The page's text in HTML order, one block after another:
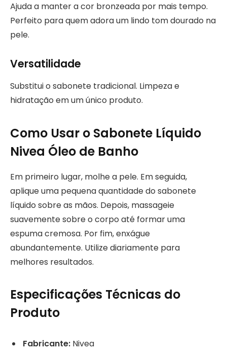
Ajuda a manter a cor bronzeada por mais tempo.
Perfeito para quem adora um lindo tom dourado na
pele.
Versatilidade
Substitui o sabonete tradicional. Limpeza e
hidratação em um único produto.
Como Usar o Sabonete Líquido
Nivea Óleo de Banho
Em primeiro lugar, molhe a pele. Em seguida,
aplique uma pequena quantidade do sabonete
líquido sobre as mãos. Depois, massageie
suavemente sobre o corpo até formar uma
espuma cremosa. Por fim, enxágue
abundantemente. Utilize diariamente para
melhores resultados.
Especificações Técnicas do
Produto
Fabricante: Nivea